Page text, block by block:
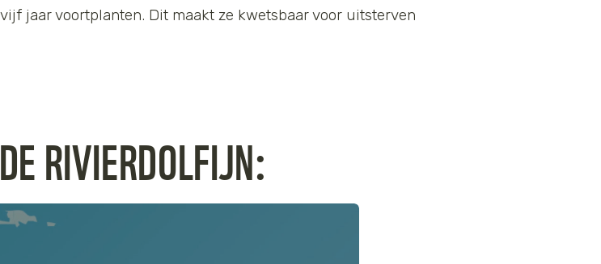
jaar voortplanten. Dit maakt ze kwetsbaar voor uitsterven
RIVIERDOLFIJN: